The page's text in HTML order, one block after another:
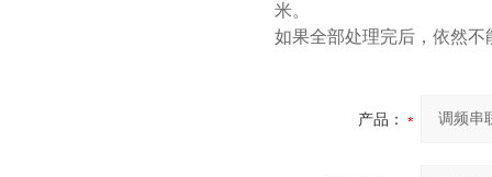
米。
如果全部处理完后，依然
产品：